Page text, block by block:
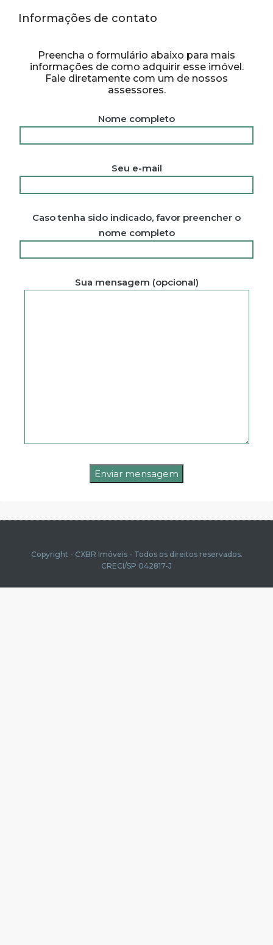
Informações de contato
Preencha o formulário abaixo para mais
informações de como adquirir esse imóvel.
Fale diretamente com um de nossos
assessores.
Nome completo
Seu e-mail
Caso tenha sido indicado, favor preencher o
nome completo
Sua mensagem (opcional)
Copyright - CXBR Imóveis - Todos os direitos reservados.
CRECI/SP 042817-J